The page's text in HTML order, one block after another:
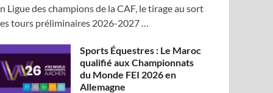
Ligue des champions de la CAF, le tirage au sort
tours préliminaires 2026-2027 …
Sports Équestres : Le Maroc
qualifié aux Championnats
du Monde FEI 2026 en
Allemagne